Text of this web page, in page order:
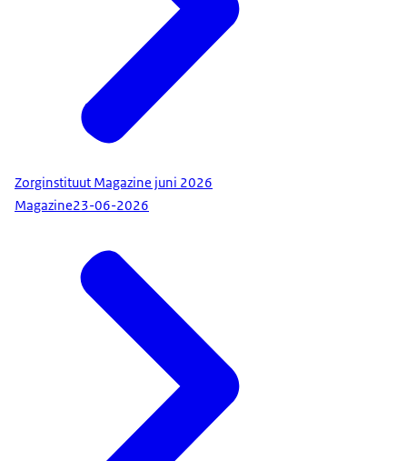
Zorginstituut Magazine juni 2026
Magazine23-06-2026